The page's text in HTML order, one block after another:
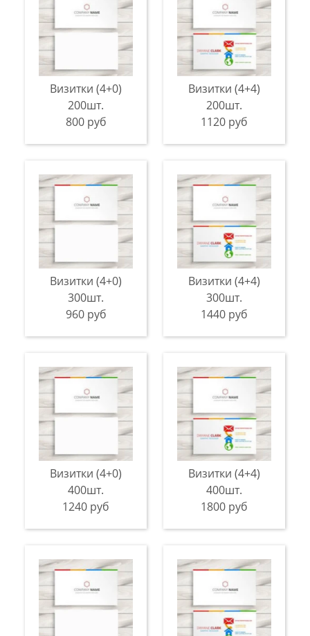
Визитки (4+0)
200шт.
800 руб
Визитки (4+4)
200шт.
1120 руб
Визитки (4+0)
300шт.
960 руб
Визитки (4+4)
300шт.
1440 руб
Визитки (4+0)
400шт.
1240 руб
Визитки (4+4)
400шт.
1800 руб